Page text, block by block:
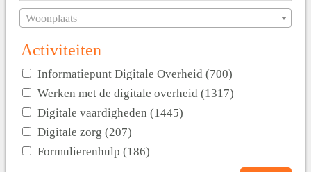
Woonplaats
Activiteiten
Informatiepunt Digitale Overheid (700)
Werken met de digitale overheid (1317)
Digitale vaardigheden (1445)
Digitale zorg (207)
Formulierenhulp (186)